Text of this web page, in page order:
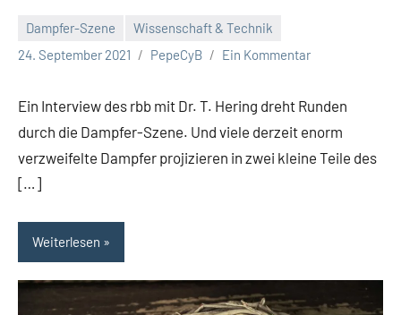
Dampfer-Szene
Wissenschaft & Technik
24. September 2021
PepeCyB Ein Kommentar
Ein Interview des rbb mit Dr. T. Hering dreht Runden
durch die Dampfer-Szene. Und viele derzeit enorm
verzweifelte Dampfer projizieren in zwei kleine Teile des
[…]
Weiterlesen